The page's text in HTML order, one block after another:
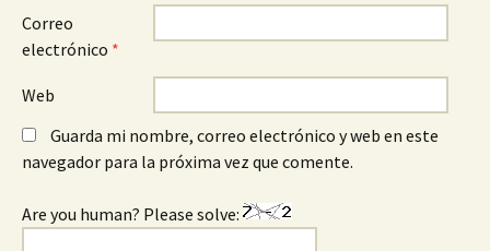
Correo
electrónico *
Web
Guarda mi nombre, correo electrónico y web en este
navegador para la próxima vez que comente.
Are you human? Please solve: